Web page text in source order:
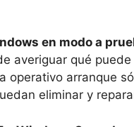
en modo a
averiguar qué
operativo arranque
eliminar y